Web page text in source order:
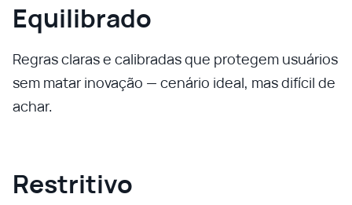
Equilibrado
Regras claras e calibradas que protegem usuários
sem matar inovação — cenário ideal, mas difícil de
achar.
Restritivo